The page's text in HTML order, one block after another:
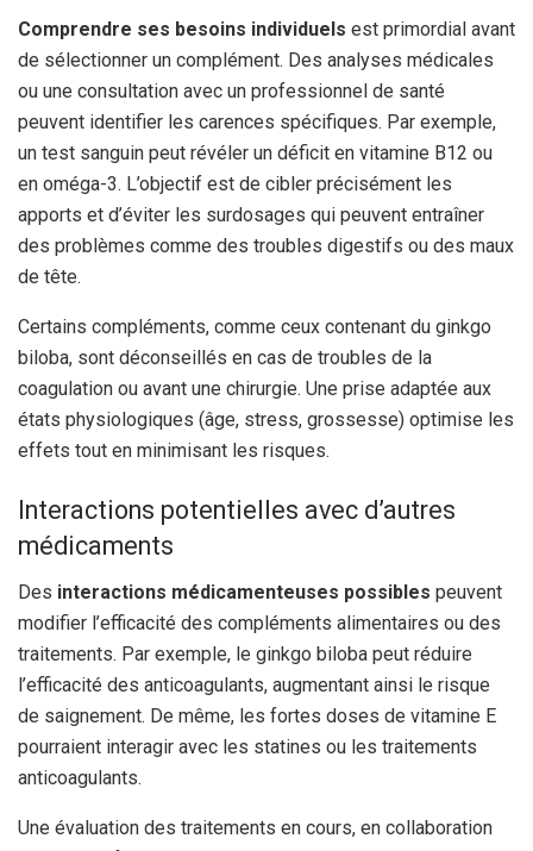
Comprendre ses besoins individuels est primordial avant
de sélectionner un complément. Des analyses médicales
ou une consultation avec un professionnel de santé
peuvent identifier les carences spécifiques. Par exemple,
un test sanguin peut révéler un déficit en vitamine B12 ou
en oméga-3. L’objectif est de cibler précisément les
apports et d’éviter les surdosages qui peuvent entraîner
des problèmes comme des troubles digestifs ou des maux
de tête.
Certains compléments, comme ceux contenant du ginkgo
biloba, sont déconseillés en cas de troubles de la
coagulation ou avant une chirurgie. Une prise adaptée aux
états physiologiques (âge, stress, grossesse) optimise les
effets tout en minimisant les risques.
Interactions potentielles avec d’autres
médicaments
Des interactions médicamenteuses possibles peuvent
modifier l’efficacité des compléments alimentaires ou des
traitements. Par exemple, le ginkgo biloba peut réduire
l’efficacité des anticoagulants, augmentant ainsi le risque
de saignement. De même, les fortes doses de vitamine E
pourraient interagir avec les statines ou les traitements
anticoagulants.
Une évaluation des traitements en cours, en collaboration